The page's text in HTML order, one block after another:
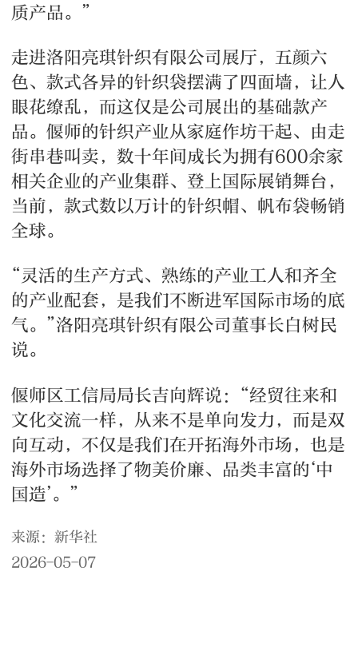
质产品。”
走进洛阳亮琪针织有限公司展厅，五颜六
色、款式各异的针织袋摆满了四面墙，让人
眼花缭乱，而这仅是公司展出的基础款产
品。偃师的针织产业从家庭作坊干起、由走
街串巷叫卖，数十年间成长为拥有600余家
相关企业的产业集群、登上国际展销舞台，
当前，款式数以万计的针织帽、帆布袋畅销
全球。
“灵活的生产方式、熟练的产业工人和齐全
的产业配套，是我们不断进军国际市场的底
气。”洛阳亮琪针织有限公司董事长白树民
说。
偃师区工信局局长吉向辉说：“经贸往来和
文化交流一样，从来不是单向发力，而是双
向互动，不仅是我们在开拓海外市场，也是
海外市场选择了物美价廉、品类丰富的‘中
国造’。”
来源：新华社
2026-05-07